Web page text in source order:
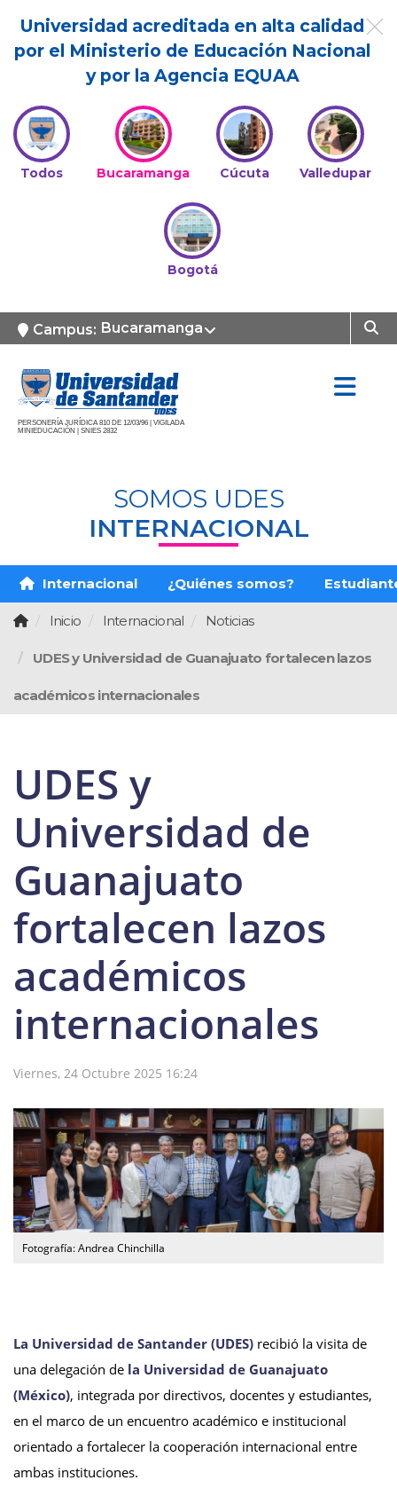
Universidad acreditada en alta calidad
por el Ministerio de Educación Nacional
y por la Agencia EQUAA
Todos Bucaramanga Cúcuta Valledupar
Bogotá
Campus: Bucaramanga
PERSONERÍA JURÍDICA 810 DE 12/03/96 | VIGILADA
MINIEDUCACIÓN | SNIES 2832
SOMOS UDES
INTERNACIONAL
Internacional ¿Quiénes somos?
Inicio Internacional Noticias
UDES y Universidad de Guanajuato fortalecen lazos
académicos internacionales
UDES y
Universidad de
Guanajuato
fortalecen lazos
académicos
internacionales
Viernes, 24 Octubre 2025 16:24
Fotografía: Andrea Chinchilla
La Universidad de Santander (UDES) recibió la visita de
una delegación de la Universidad de Guanajuato
(México), integrada por directivos, docentes y estudiantes,
en el marco de un encuentro académico e institucional
orientado a fortalecer la cooperación internacional entre
ambas instituciones.